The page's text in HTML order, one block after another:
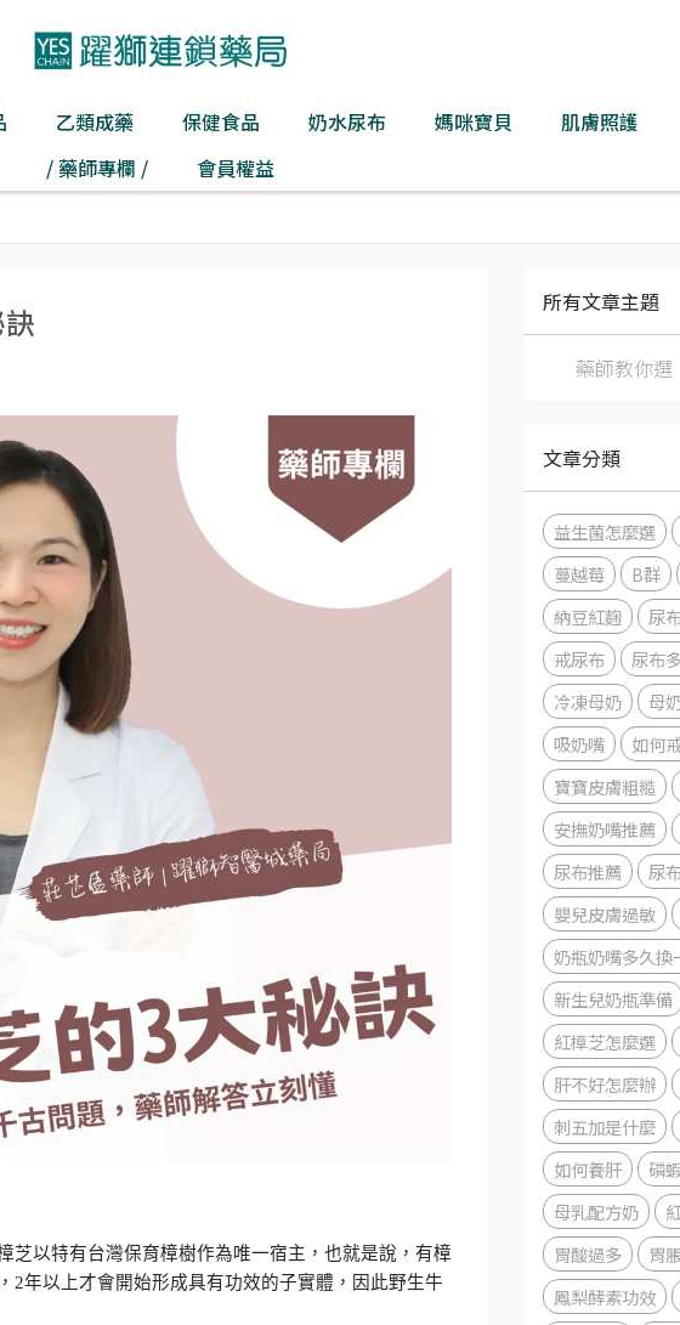
乙類成藥 保健食品 奶水尿布 媽咪寶貝 肌膚照護
/ 藥師專欄 /
會員權益
芝以特有台灣保育樟樹作為唯一宿主，也就是說，有樟
2年以上才會開始形成具有功效的子實體，因此野生牛
所有文章主題
藥師教你選
文章分類
益生菌怎麼選
蔓越莓
B群
納豆紅麴
尿
戒尿布
尿布
冷凍母奶
母
吸奶嘴
如何
寶寶皮膚粗糙
安撫奶嘴推薦
尿布推薦
尿
嬰兒皮膚過敏
奶瓶奶嘴多久換
新生兒奶瓶準備
紅樟芝怎麼選
肝不好怎麼辦
刺五加是什麼
如何養肝
磷
母乳配方奶
胃酸過多
胃
鳳梨酵素功效